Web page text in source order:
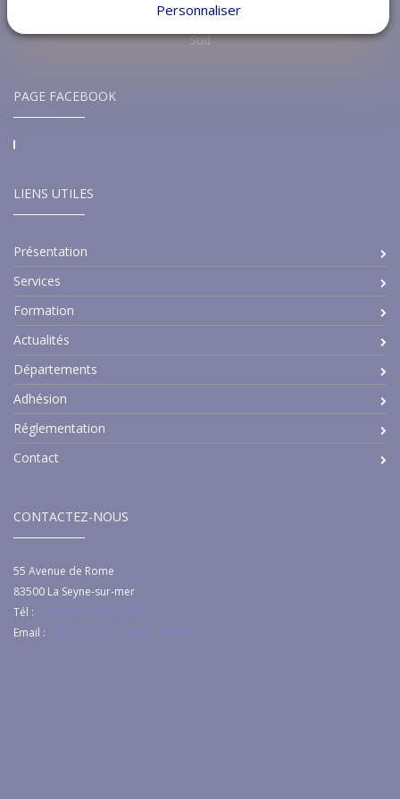
Groupement des hôtelleries et Restaurations de France Région
Sud
PAGE FACEBOOK
LIENS UTILES
Présentation
Services
Formation
Actualités
Départements
Adhésion
Réglementation
Contact
CONTACTEZ-NOUS
55 Avenue de Rome
83500 La Seyne-sur-mer
Tél : +33 (0)4 94 92 92 04
Email : c.thibault@ghr-region-sud.fr
Personnaliser